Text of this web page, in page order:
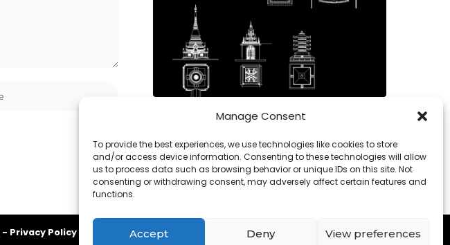
Manage Consent
To provide the best experiences, we use technologies like cookies to store
and/or access device information. Consenting to these technologies will allow
us to process data such as browsing behavior or unique IDs on this site. Not
consenting or withdrawing consent, may adversely affect certain features and
functions.
Accept Deny View preferences
- Privacy Policy- -Contact